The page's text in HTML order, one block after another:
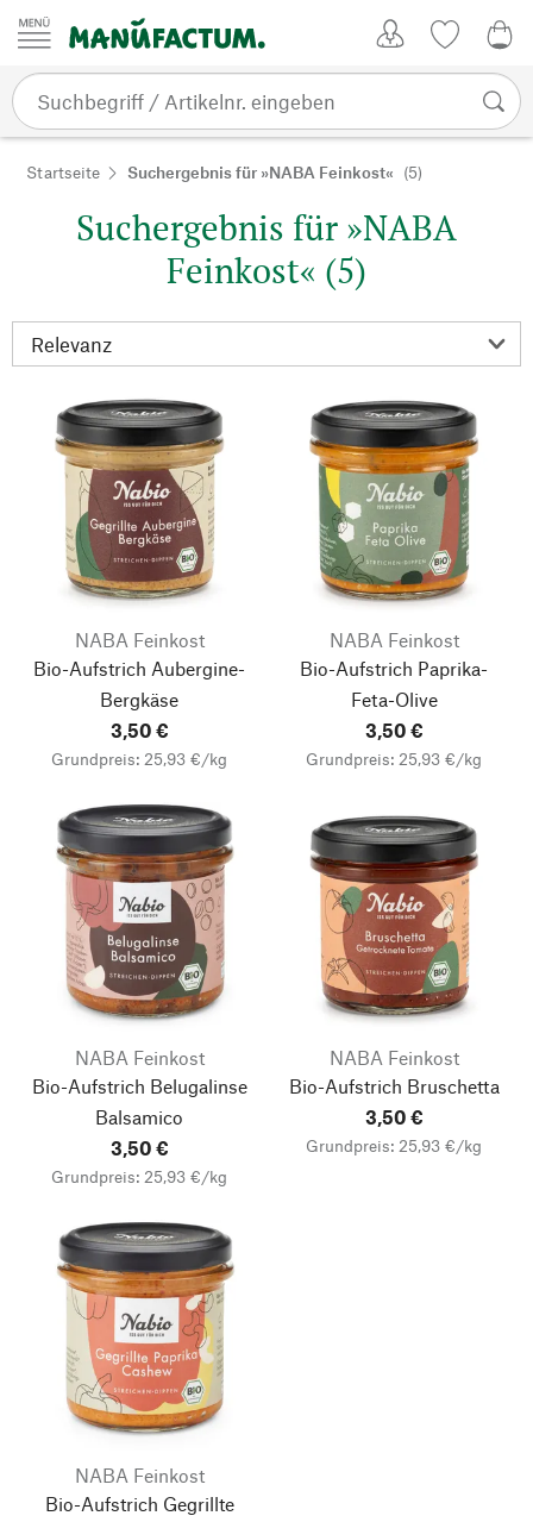
Zum Inhalt springen
Startseite Suchergebnis für »NABA Feinkost« (5)
Suchergebnis für »NABA
Feinkost« (5)
NABA Feinkost
Bio-Aufstrich Aubergine-
Bergkäse
3,50 €
Grundpreis: 25,93 €/kg
NABA Feinkost
Bio-Aufstrich Paprika-
Feta-Olive
3,50 €
Grundpreis: 25,93 €/kg
NABA Feinkost
Bio-Aufstrich Belugalinse
Balsamico
3,50 €
Grundpreis: 25,93 €/kg
NABA Feinkost
Bio-Aufstrich Bruschetta
3,50 €
Grundpreis: 25,93 €/kg
NABA Feinkost
Bio-Aufstrich Gegrillte